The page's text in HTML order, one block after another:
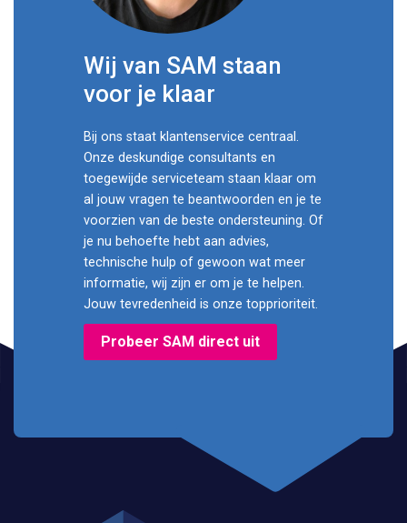
Wij van SAM staan
voor je klaar
Bij ons staat klantenservice centraal.
Onze deskundige consultants en
toegewijde serviceteam staan klaar om
al jouw vragen te beantwoorden en je te
voorzien van de beste ondersteuning. Of
je nu behoefte hebt aan advies,
technische hulp of gewoon wat meer
informatie, wij zijn er om je te helpen.
Jouw tevredenheid is onze topprioriteit.
Probeer SAM direct uit